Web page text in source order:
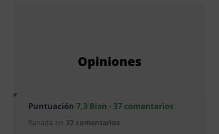
Opiniones
Puntuación 7,3 Bien · 37 comentarios
Basada en 37 comentarios